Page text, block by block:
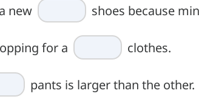
new shoes because
for a clothes.
pants is larger than the other.